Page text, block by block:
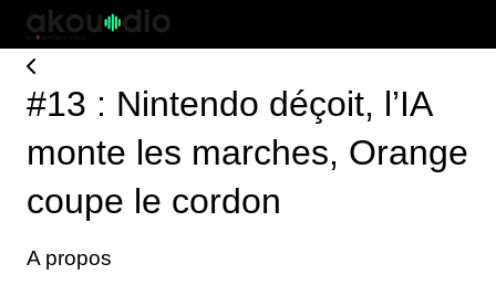
#13 : Nintendo déçoit, l’IA
monte les marches, Orange
coupe le cordon
A propos